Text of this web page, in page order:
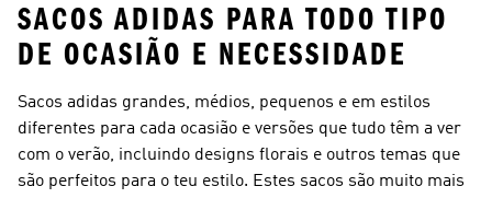
SACOS ADIDAS PARA TODO TIPO
DE OCASIÃO E NECESSIDADE
Sacos adidas grandes, médios, pequenos e em estilos
diferentes para cada ocasião e versões que tudo têm a ver
com o verão, incluindo designs florais e outros temas que
são perfeitos para o teu estilo. Estes sacos são muito mais